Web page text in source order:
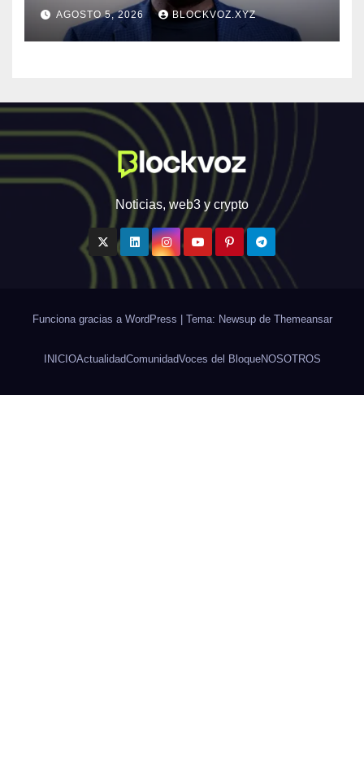
inteligencia de amenazas
personalizada y en tiempo
real
AGOSTO 5, 2026 BLOCKVOZ.XYZ
Noticias, web3 y crypto
Funciona gracias a WordPress Tema: Newsup de Themeansar
INICIOActualidadComunidadVoces del BloqueNOSOTROS